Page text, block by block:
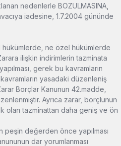
nedenlerle BOZULMASINA,
iadesine, 1.7.2004 gününde
hükümlerde, ne özel hükümlerde
ilişkin indirimlerin tazminata
gerek bu kavramların
yasadaki düzenleniş
Borçlar Kanunun 42.madde,
Ayrıca zarar, borçlunun
olan tazminattan daha geniş ve ön
peşin değerden önce yapılması
dar yorumlanması